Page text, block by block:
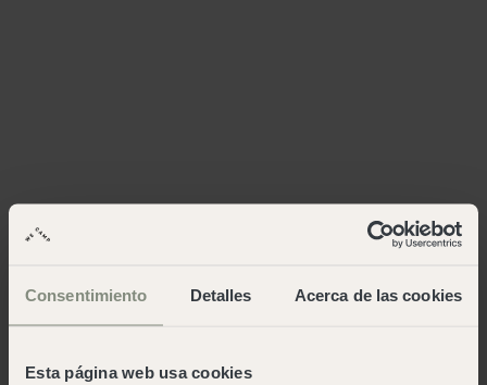
Consentimiento Detalles Acerca de las cookies
Esta página web usa cookies